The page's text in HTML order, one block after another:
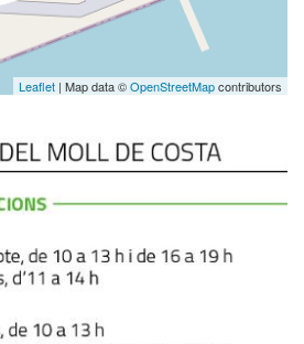
Leaflet | Map data ©OpenStreetMapcontributors